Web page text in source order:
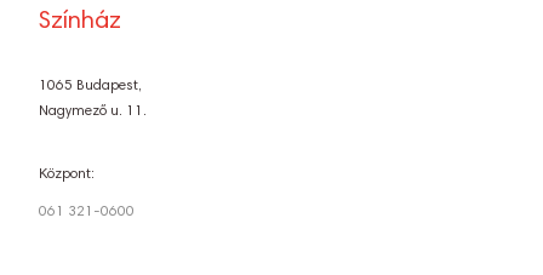
Színház
1065 Budapest,
Nagymező u. 11.
Központ:
061 321-0600